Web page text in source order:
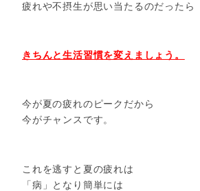
疲れや不摂生が思い当たるのだったら
きちんと生活習慣を変えましょう。
今が夏の疲れのピークだから
今がチャンスです。
これを逃すと夏の疲れは
「病」となり簡単には